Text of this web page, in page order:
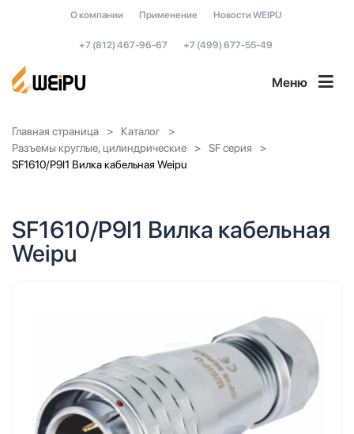
О компании Применение Новости WEIPU
+7 (812) 467-96-67 +7 (499) 677-55-49
Меню
Главная страница
Каталог
Разъемы круглые, цилиндрические
SF серия
SF1610/P9I1 Вилка кабельная Weipu
SF1610/P9I1 Вилка кабельная
Weipu